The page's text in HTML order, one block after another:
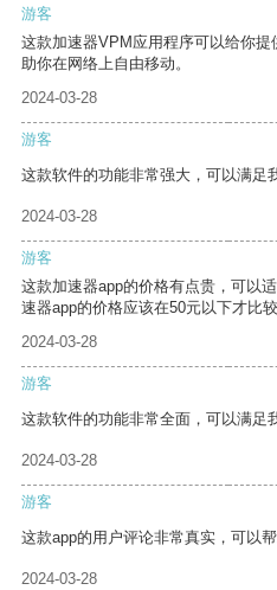
游客
这款加速器VPM应用程序可以给你
助你在网络上自由移动。
2024-03-28
游客
这款软件的功能非常强大，可以满足
2024-03-28
游客
这款加速器app的价格有点贵，可以
速器app的价格应该在50元以下才比较
2024-03-28
游客
这款软件的功能非常全面，可以满足
2024-03-28
游客
这款app的用户评论非常真实，可以
2024-03-28